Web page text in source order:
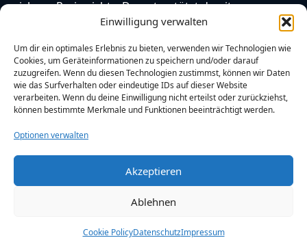
Einwilligung verwalten
Um dir ein optimales Erlebnis zu bieten, verwenden wir Technologien wie
Cookies, um Geräteinformationen zu speichern und/oder darauf
zuzugreifen. Wenn du diesen Technologien zustimmst, können wir Daten
wie das Surfverhalten oder eindeutige IDs auf dieser Website
verarbeiten. Wenn du deine Einwilligung nicht erteilst oder zurückziehst,
können bestimmte Merkmale und Funktionen beeinträchtigt werden.
Optionen verwalten
Akzeptieren
Ablehnen
Cookie PolicyDatenschutzImpressum
sich am Preis nichts. Du unterstützt damit unsere
Arbeit. Vielen Dank dafür!
© 2026 Otaku Japan. Alle Rechte vorbehalten.